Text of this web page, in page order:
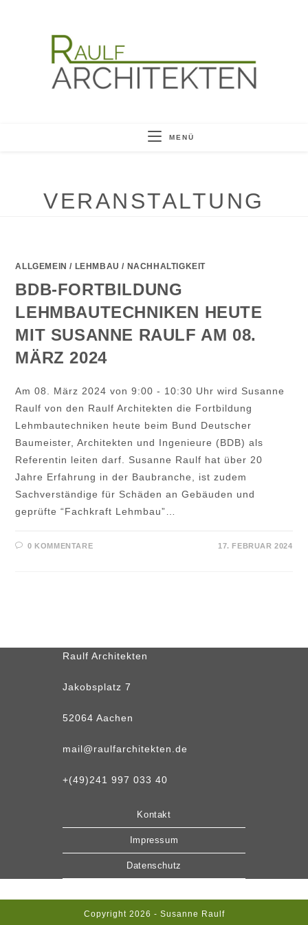
MENÜ
VERANSTALTUNG
ALLGEMEIN / LEHMBAU / NACHHALTIGKEIT
BDB-FORTBILDUNG
LEHMBAUTECHNIKEN HEUTE
MIT SUSANNE RAULF AM 08.
MÄRZ 2024
Am 08. März 2024 von 9:00 - 10:30 Uhr wird Susanne
Raulf von den Raulf Architekten die Fortbildung
Lehmbautechniken heute beim Bund Deutscher
Baumeister, Architekten und Ingenieure (BDB) als
Referentin leiten darf. Susanne Raulf hat über 20
Jahre Erfahrung in der Baubranche, ist zudem
Sachverständige für Schäden an Gebäuden und
geprüfte “Fachkraft Lehmbau”…
0 KOMMENTARE 17. FEBRUAR 2024
Raulf Architekten
Jakobsplatz 7
52064 Aachen
mail@raulfarchitekten.de
+(49)241 997 033 40
Kontakt
Impressum
Datenschutz
Copyright 2026 - Susanne Raulf